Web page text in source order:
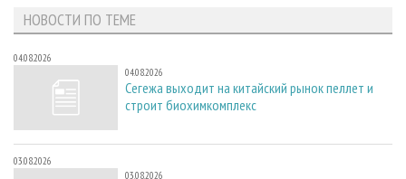
НОВОСТИ ПО ТЕМЕ
04.08.2026
04.08.2026
Сегежа выходит на китайский рынок пеллет и
строит биохимкомплекс
03.08.2026
03.08.2026